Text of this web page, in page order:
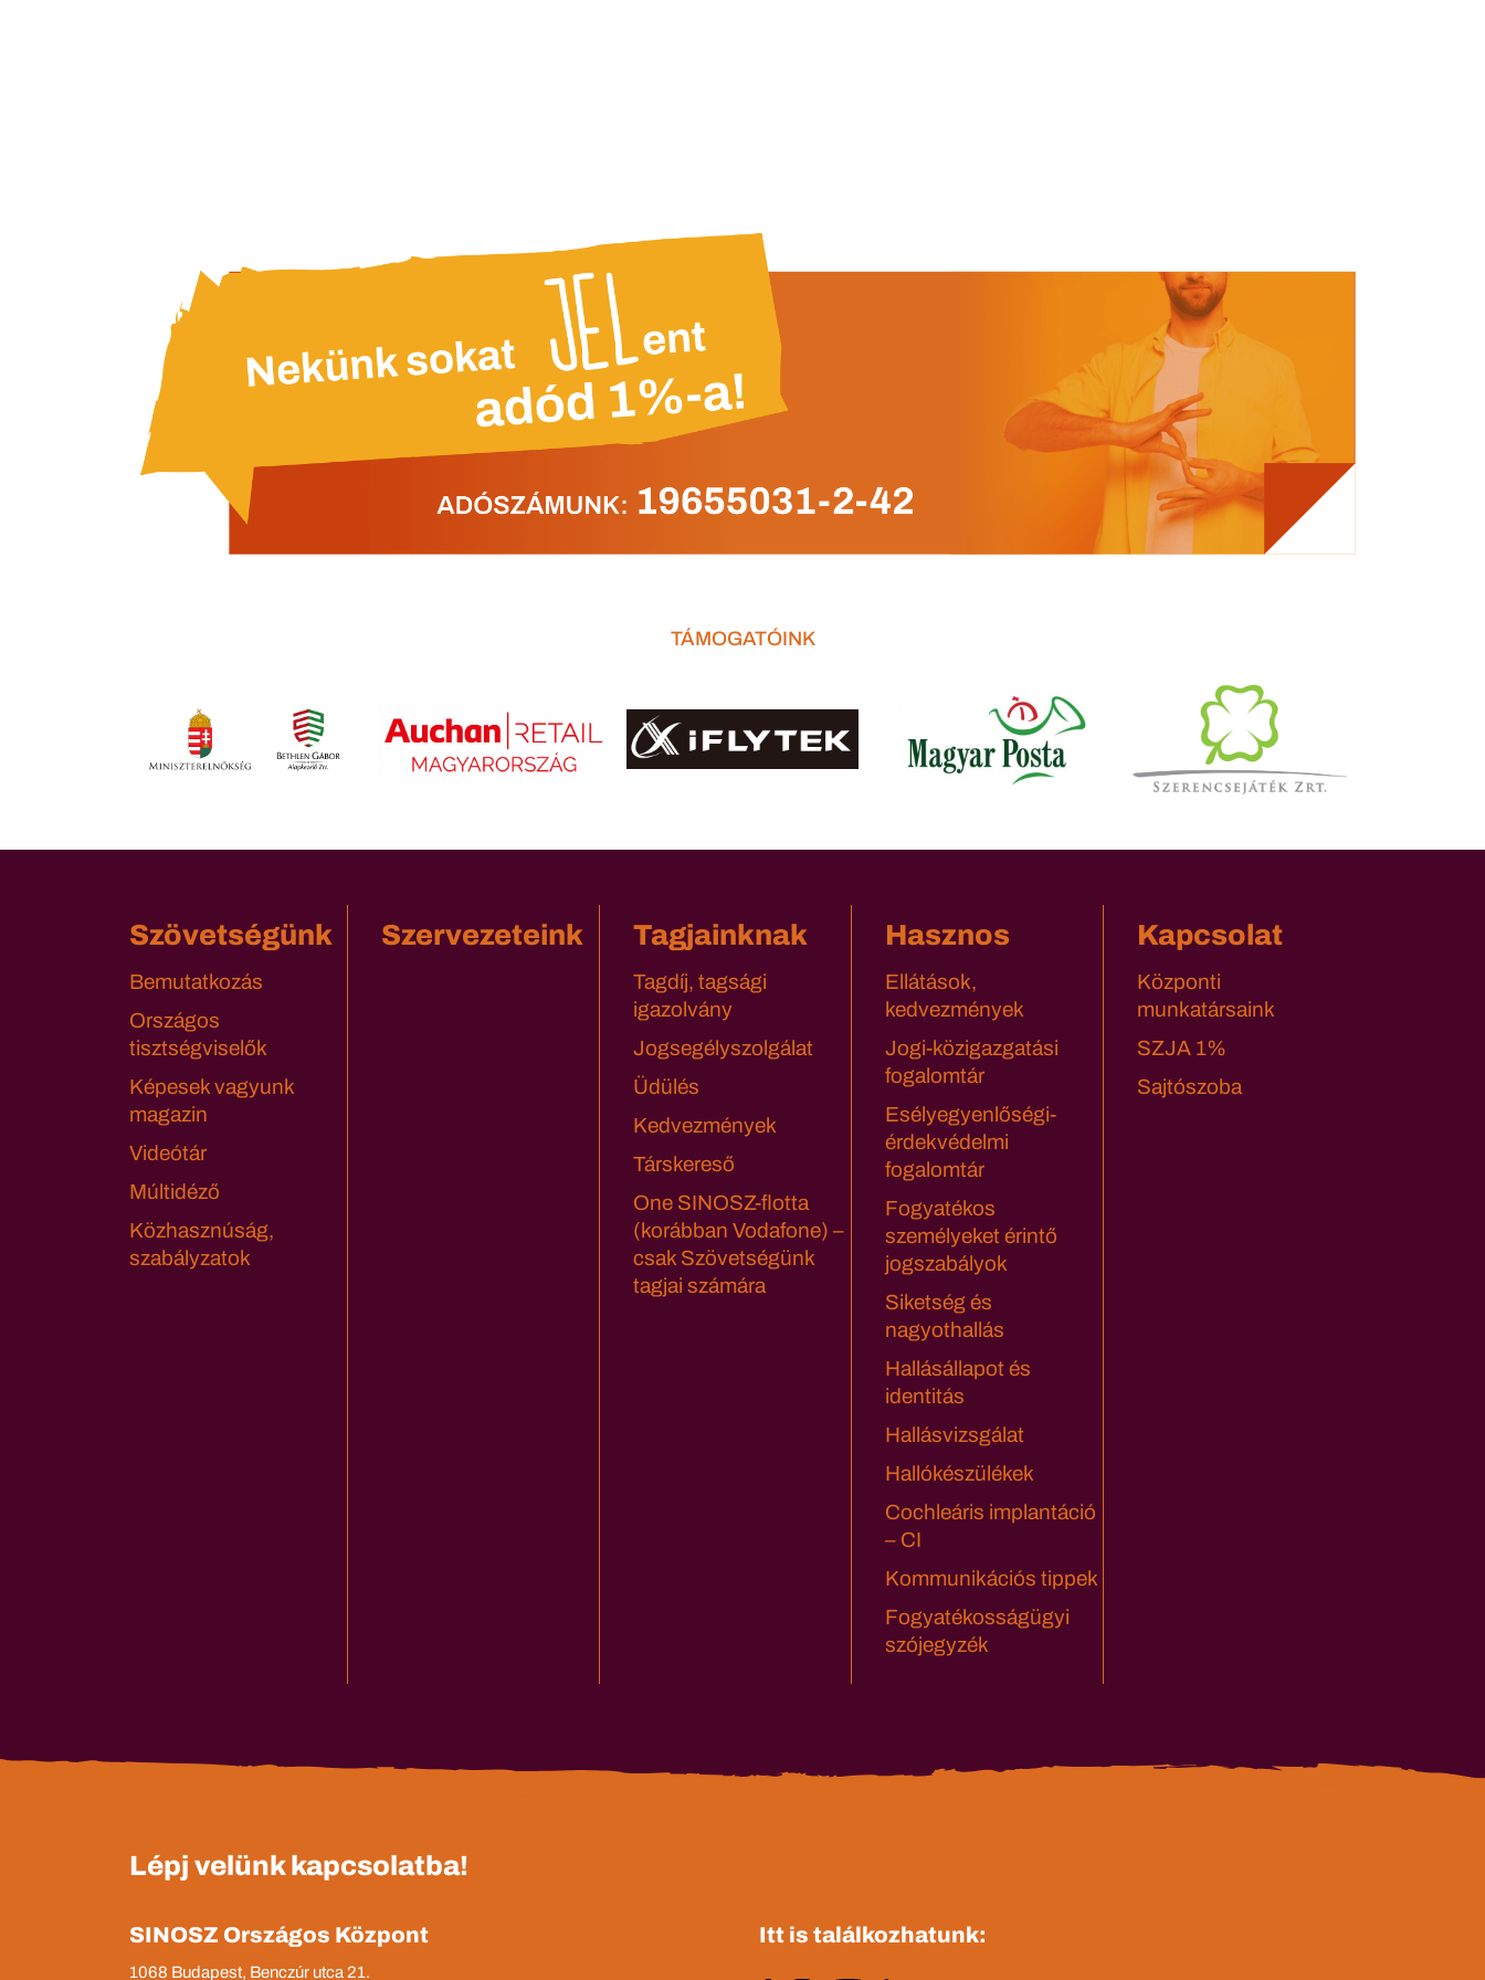
TÁMOGATÓINK
Szövetségünk
Bemutatkozás
Országos
tisztségviselők
Képesek vagyunk
magazin
Videótár
Múltidéző
Közhasznúság,
szabályzatok
Szervezeteink Tagjainknak
Tagdíj, tagsági
igazolvány
Jogsegélyszolgálat
Üdülés
Kedvezmények
Társkereső
One SINOSZ-flotta
(korábban Vodafone) –
csak Szövetségünk
tagjai számára
Hasznos
Ellátások,
kedvezmények
Jogi-közigazgatási
fogalomtár
Esélyegyenlőségi-
érdekvédelmi
fogalomtár
Fogyatékos
személyeket érintő
jogszabályok
Siketség és
nagyothallás
Hallásállapot és
identitás
Hallásvizsgálat
Hallókészülékek
Cochleáris implantáció
– CI
Kommunikációs tippek
Fogyatékosságügyi
szójegyzék
Kapcsolat
Központi
munkatársaink
SZJA 1%
Sajtószoba
Lépj velünk kapcsolatba!
SINOSZ Országos Központ
1068 Budapest, Benczúr utca 21.
Itt is találkozhatunk: